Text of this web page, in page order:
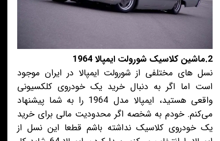
2.ماشین کلاسیک شورولت ایمپالا 1964
نسل های مختلفی از شورولت ایمپالا در ایران موجود
است اما اگر به دنبال خرید یک خودروی کلکسیونی
واقعی هستید، ایمپالا مدل 1964 را به شما پیشنهاد
می‌کنم. خودم به شخصه اگر محدودیت مالی برای خرید
یک خودروی کلاسیک نداشته باشم قطعا این نسل از